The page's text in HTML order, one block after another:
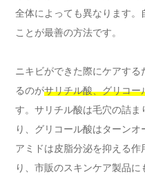
全体によっても異なります。
ことが最善の方法です。
ニキビができた際にケアす
るのがサリチル酸、グリコー
す。サリチル酸は毛穴の詰
り、グリコール酸はターン
アミドは皮脂分泌を抑える
り、市販のスキンケア製品